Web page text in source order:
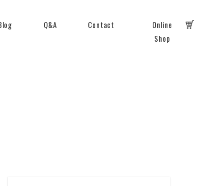
Q&A Contact
Online
Shop